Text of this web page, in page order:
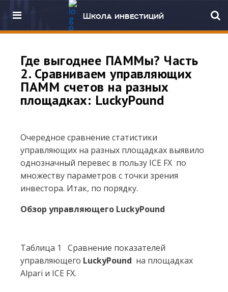
Школа инвестиций
Где выгоднее ПАММы? Часть
2. Сравниваем управляющих
ПАММ счетов на разных
площадках: LuckyPound
Очередное сравнение статистики
управляющих на разных площадках выявило
однозначный перевес в пользу ICE FX по
множеству параметров с точки зрения
инвестора. Итак, по порядку.
Обзор управляющего LuckyPound
Таблица 1 Сравнение показателей
управляющего LuckyPound на площадках
Alpari и ICE FX.